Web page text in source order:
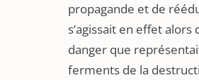
propagande et de
s’agissait en effet
danger que
ferments de la